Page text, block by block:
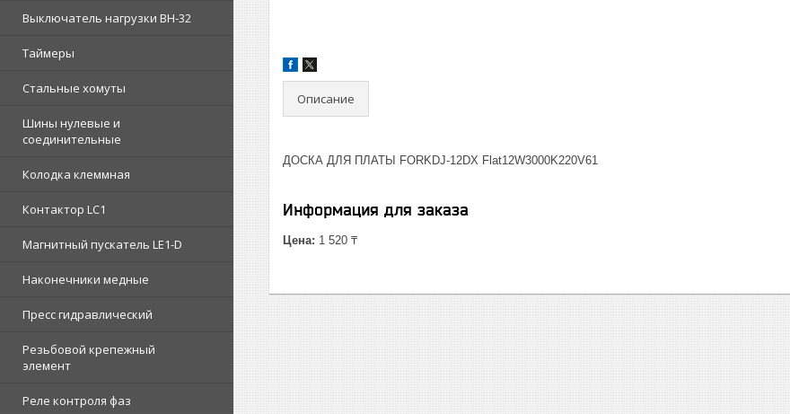
Выключатель нагрузки ВН-32
Таймеры
Стальные хомуты
Шины нулевые и
соединительные
Колодка клеммная
Контактор LC1
Магнитный пускатель LE1-D
Наконечники медные
Пресс гидравлический
Резьбовой крепежный
элемент
Реле контроля фаз
Описание
ДОСКА ДЛЯ ПЛАТЫ FORKDJ-12DX Flat12W3000K220V61
Информация для заказа
Цена: 1 520 ₸